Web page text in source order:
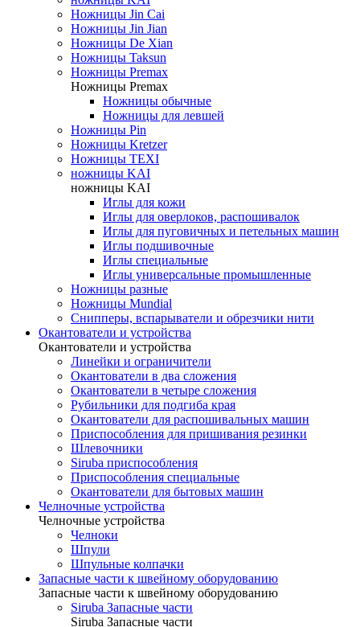
Ножницы Jin Cai
Ножницы Jin Jian
Ножницы De Xian
Ножницы Taksun
Ножницы Premax
Ножницы Premax
Ножницы обычные
Ножницы для левшей
Ножницы Pin
Ножницы Kretzer
Ножницы TEXI
ножницы KAI
ножницы KAI
Иглы для кожи
Иглы для оверлоков, распошивалок
Иглы для пуговичных и петельных машин
Иглы подшивочные
Иглы специальные
Иглы универсальные промышленные
Ножницы разные
Ножницы Mundial
Снипперы, вспарыватели и обрезчики нити
Окантователи и устройства
Окантователи и устройства
Линейки и ограничители
Окантователи в два сложения
Окантователи в четыре сложения
Рубильники для подгиба края
Окантователи для распошивальных машин
Приспособления для пришивания резинки
Шлевочники
Siruba приспособления
Приспособления специальные
Окантователи для бытовых машин
Челночные устройства
Челночные устройства
Челноки
Шпули
Шпульные колпачки
Запасные части к швейному оборудованию
Запасные части к швейному оборудованию
Siruba Запасные части
Siruba Запасные части